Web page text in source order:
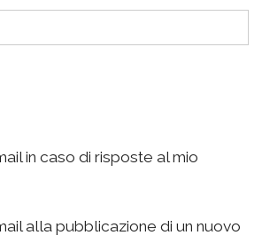
in caso di risposte al mio
alla pubblicazione di un nuovo